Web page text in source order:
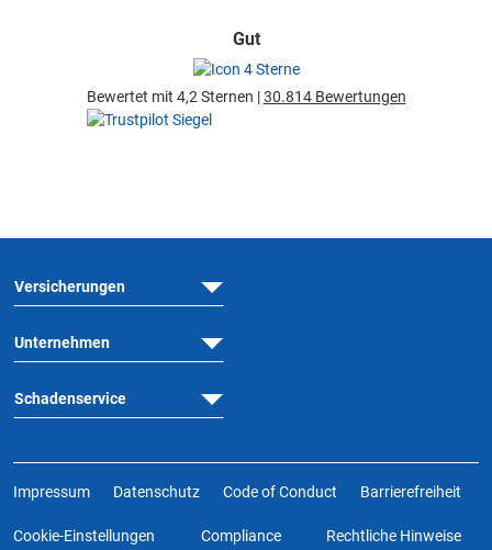
Gut
Bewertet mit 4,2 Sternen |30.814 Bewertungen
Versicherungen
Unternehmen
Schadenservice
Impressum Datenschutz Code of Conduct Barrierefreiheit
Cookie-Einstellungen Compliance Rechtliche Hinweise